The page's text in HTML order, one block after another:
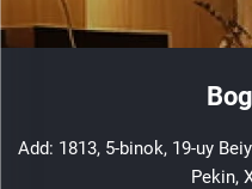
Add: 1813, 5-binok, 19-uy
Pekin,